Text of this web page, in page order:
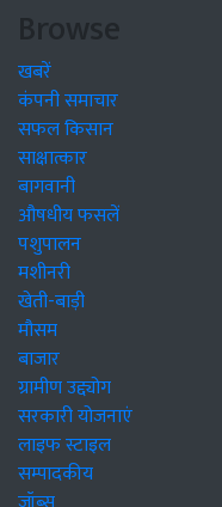
Browse
खबरें
कंपनी समाचार
सफल किसान
साक्षात्कार
बागवानी
औषधीय फसलें
पशुपालन
मशीनरी
खेती-बाड़ी
मौसम
बाजार
ग्रामीण उद्द्योग
सरकारी योजनाएं
लाइफ स्टाइल
सम्पादकीय